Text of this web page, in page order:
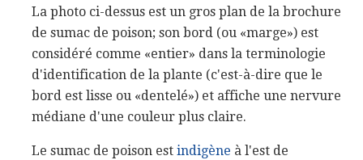
La photo ci-dessus est un gros plan de la brochure
de sumac de poison; son bord (ou «marge») est
considéré comme «entier» dans la terminologie
d'identification de la plante (c'est-à-dire que le
bord est lisse ou «dentelé») et affiche une nervure
médiane d'une couleur plus claire.
Le sumac de poison est indigène à l'est de